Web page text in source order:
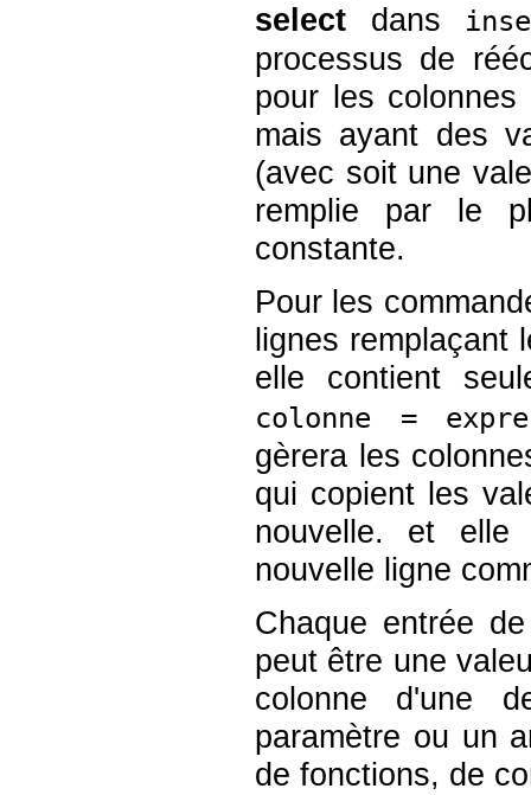
select dans
processus de
pour les
mais ayant des
(avec soit une
remplie par le
constante.
Pour les
lignes remplaçant
elle contient
colonne =
gèrera les
qui copient les
nouvelle. et elle
nouvelle ligne
Chaque entrée
peut être une
colonne d'une
paramètre ou un
de fonctions, de